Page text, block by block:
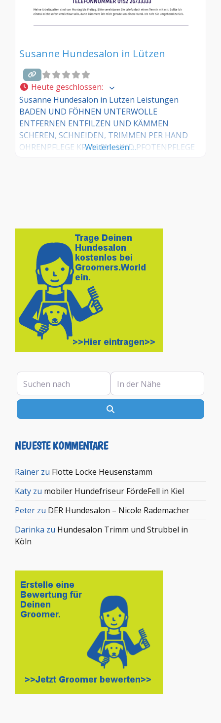
Susanne Hundesalon in Lützen
Heute geschlossen:
Susanne Hundesalon in Lützen Leistungen
BADEN UND FÖHNEN UNTERWOLLE
ENTFERNEN ENTFILZEN UND KÄMMEN
SCHEREN, SCHNEIDEN, TRIMMEN PER HAND
OHRENPFLEGE KRALLEN- UND PFOTENPFLEGE
Weiterlesen …
Suchen nach In der Nähe
NEUESTE KOMMENTARE
Rainer zu Flotte Locke Heusenstamm
Katy zu mobiler Hundefriseur FördeFell in Kiel
Peter zu DER Hundesalon – Nicole Rademacher
Darinka zu Hundesalon Trimm und Strubbel in
Köln